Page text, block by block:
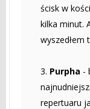
ścisk w
kilka minut.
wyszedłem
3. Purpha -
repertuaru